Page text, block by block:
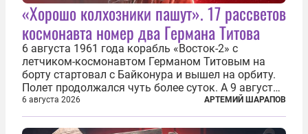
«Хорошо колхозники пашут». 17 рассветов
космонавта номер два Германа Титова
6 августа 1961 года корабль «Восток-2» с
летчиком-космонавтом Германом Титовым на
борту стартовал с Байконура и вышел на орбиту.
Полет продолжался чуть более суток. А 9 августа
второй человек в космосе получил звезду Героя
Советского Союза и орден Ленина. Миссия Титова
зачастую находится несколько...
6 августа 2026 АРТЕМИЙ ШАРАПОВ